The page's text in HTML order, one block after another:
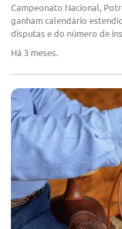
Campeonato Nacional,
ganham calendário
disputas e do número de
Há 3 meses.